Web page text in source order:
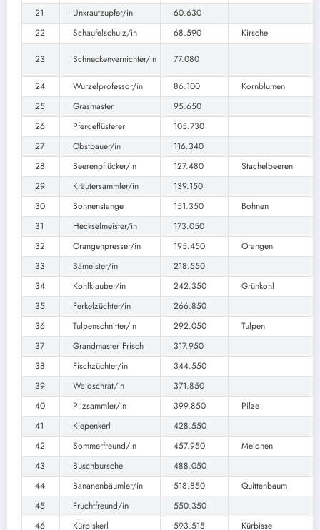
21
Unkrautzupfer/in
60.630
22
Schaufelschulz/in 68.590 Kirsche
23 Schneckenvernichter/in 77.080
24 Wurzelprofessor/in 86.100
Kornblumen
25
Grasmaster
95.650
26
Pferdeflüsterer
105.730
27
Obstbauer/in
116.340
28
Beerenpflücker/in 127.480
Stachelbeeren
29
Kräutersammler/in
139.150
30
Bohnenstange 151.350
Bohnen
31
Heckselmeister/in
173.050
32
Orangenpresser/in 195.450
Orangen
33
Sämeister/in
218.550
34
Kohlklauber/in 242.350
Grünkohl
35
Ferkelzüchter/in
266.850
36
Tulpenschnitter/in 292.050
Tulpen
37
Grandmaster Frisch
317.950
38
Fischzüchter/in
344.550
39
Waldschrat/in
371.850
40
Pilzsammler/in 399.850
Pilze
41
Kiepenkerl
428.550
42
Sommerfreund/in 457.950
Melonen
43
Buschbursche
488.050
44
Bananenbäumler/in 518.850
Quittenbaum
45
Fruchtfreund/in
550.350
46
Kürbiskerl 593.515 Kürbisse